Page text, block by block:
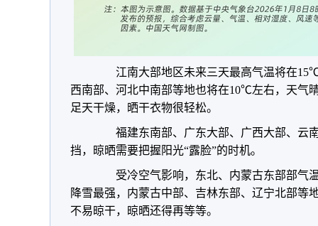
江南大部地区未来三天最高气温将在15℃
西南部、河北中南部等地也将在10℃左右，天气
足天干燥，晒干衣物很轻松。
福建东南部、广东大部、广西大部、云
挡，晾晒需要把握阳光“露脸”的时机。
受冷空气影响，东北、内蒙古东部部气
降雪最强， 内蒙古中部、吉林东部、辽宁北部等
不易晾干，
晾晒还得再等等。